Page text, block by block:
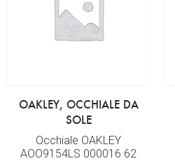
OAKLEY, OCCHIALE DA
SOLE
Occhiale OAKLEY
AOO9154LS 000016 62